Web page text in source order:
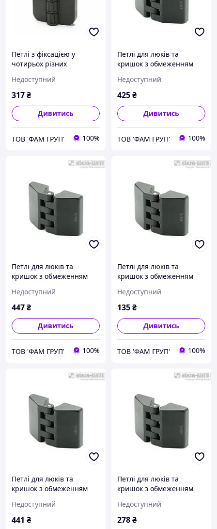
Петлі з фіксацією у
чотирьох різних
+120°, +170°) CFP.50 EH-4-
C9
Недоступний
317₴
Дивитись
ТОВ 'ФАМ ГРУП' 100%
Петлі для люків та
кришок з обмеженням
(-80° та + 120°) CFE.30 B-
M3
Недоступний
425₴
Дивитись
ТОВ 'ФАМ ГРУП' 100%
Петлі для люків та
кришок з обмеженням
(-80° та + 120°) CFE.30 p-
M3x13
Недоступний
447₴
Дивитись
ТОВ 'ФАМ ГРУП' 100%
Петлі для люків та
кришок з обмеженням
(-80° та + 120°) CFE.30 CH-
3
Недоступний
135₴
Дивитись
ТОВ 'ФАМ ГРУП' 100%
Петлі для люків та
кришок з обмеженням
(-80° та + 120°) CFE.30 B-
M3-p-M3x13
Недоступний
441 ₴
Петлі для люків та
кришок з обмеженням
(-80° та + 120°) CFE.30 B-
M3-CH-3
Недоступний
278₴